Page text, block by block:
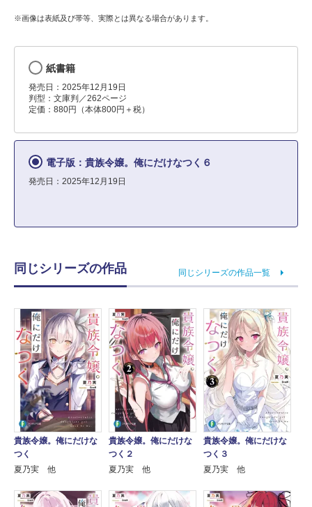
※画像は表紙及び帯等、実際とは異なる場合があります。
紙書籍
発売日：2025年12月19日
判型：文庫判／262ページ
定価：880円（本体800円＋税）
電子版：貴族令嬢。俺にだけなつく６
発売日：2025年12月19日
同じシリーズの作品 同じシリーズの作品一覧
貴族令嬢。俺にだけな
つく
夏乃実 他
貴族令嬢。俺にだけな
つく２
夏乃実 他
貴族令嬢。俺にだけな
つく３
夏乃実 他